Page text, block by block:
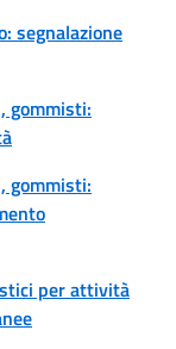
segnalazione
gommisti:
gommisti:
per attività